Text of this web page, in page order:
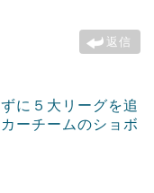
返信
に５大リーグを追
ーチームのショボ